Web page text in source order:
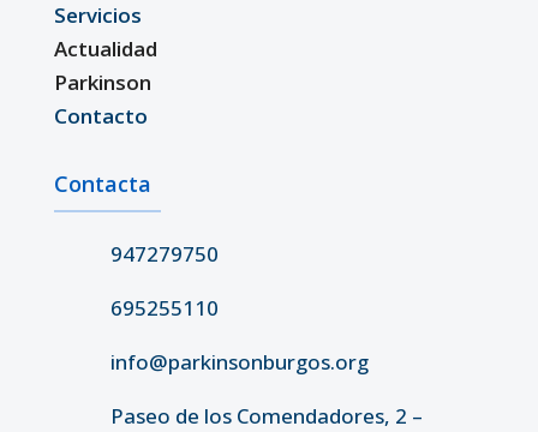
Servicios
Actualidad
Parkinson
Contacto
Contacta
947279750
695255110
info@parkinsonburgos.org
Paseo de los Comendadores, 2 –